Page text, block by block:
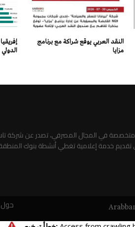
النقد العربي يوقع شراكة مع برنامج
مزايا
الدولي
في المجال المصرفي، تصدر عن شركة
خدمة إعلامية تغطي أنشطة بنوك
حول